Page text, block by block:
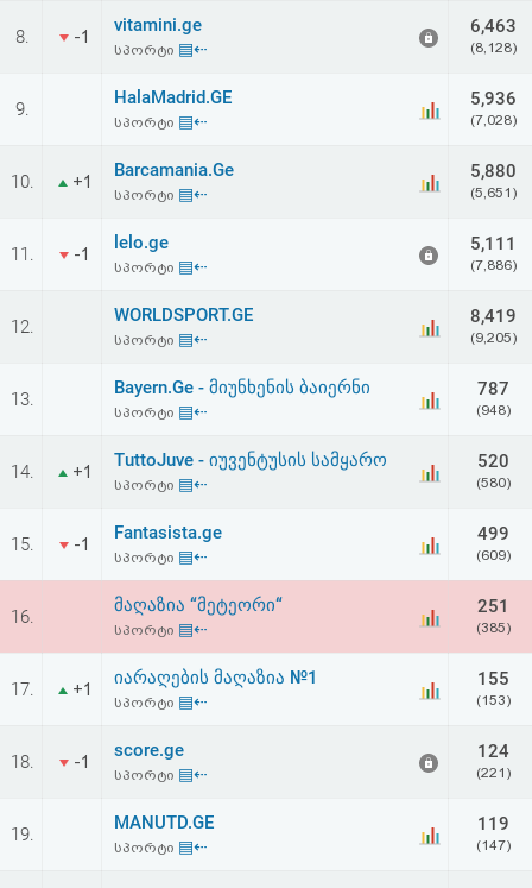
შეთანხმება
უარყოფა
8. -1
vitamini.ge
სპორტი ▤⇠
6,463
(8,128)
9.
HalaMadrid.GE
სპორტი ▤⇠
5,936
(7,028)
10. +1
Barcamania.Ge
სპორტი ▤⇠
5,880
(5,651)
11. -1
lelo.ge
სპორტი ▤⇠
5,111
(7,886)
12.
WORLDSPORT.GE
სპორტი ▤⇠
8,419
(9,205)
13.
Bayern.Ge - მიუნხენის ბაიერნი
სპორტი ▤⇠
787
(948)
14. +1
TuttoJuve - იუვენტუსის სამყარო
სპორტი ▤⇠
520
(580)
15. -1
Fantasista.ge
სპორტი ▤⇠
499
(609)
16.
მაღაზია “მეტეორი“
სპორტი ▤⇠
251
(385)
17. +1
იარაღების მაღაზია №1
სპორტი ▤⇠
155
(153)
18. -1
score.ge
სპორტი ▤⇠
124
(221)
19.
MANUTD.GE
სპორტი ▤⇠
119
(147)